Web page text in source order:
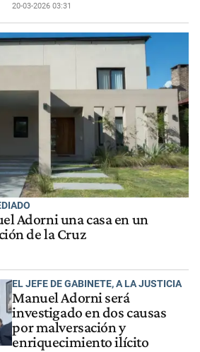
20-03-2026 03:31
Adorni una casa en un
de la Cruz
EL JEFE DE GABINETE, A LA JUSTICIA
Manuel Adorni será
investigado en dos causas
por malversación y
enriquecimiento ilícito